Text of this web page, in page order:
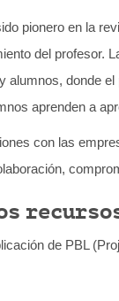
pionero en la
del profesor.
alumnos, donde
aprenden a
con las
de PBL